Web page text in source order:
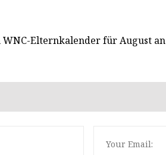
WNC-Elternkalender für August an